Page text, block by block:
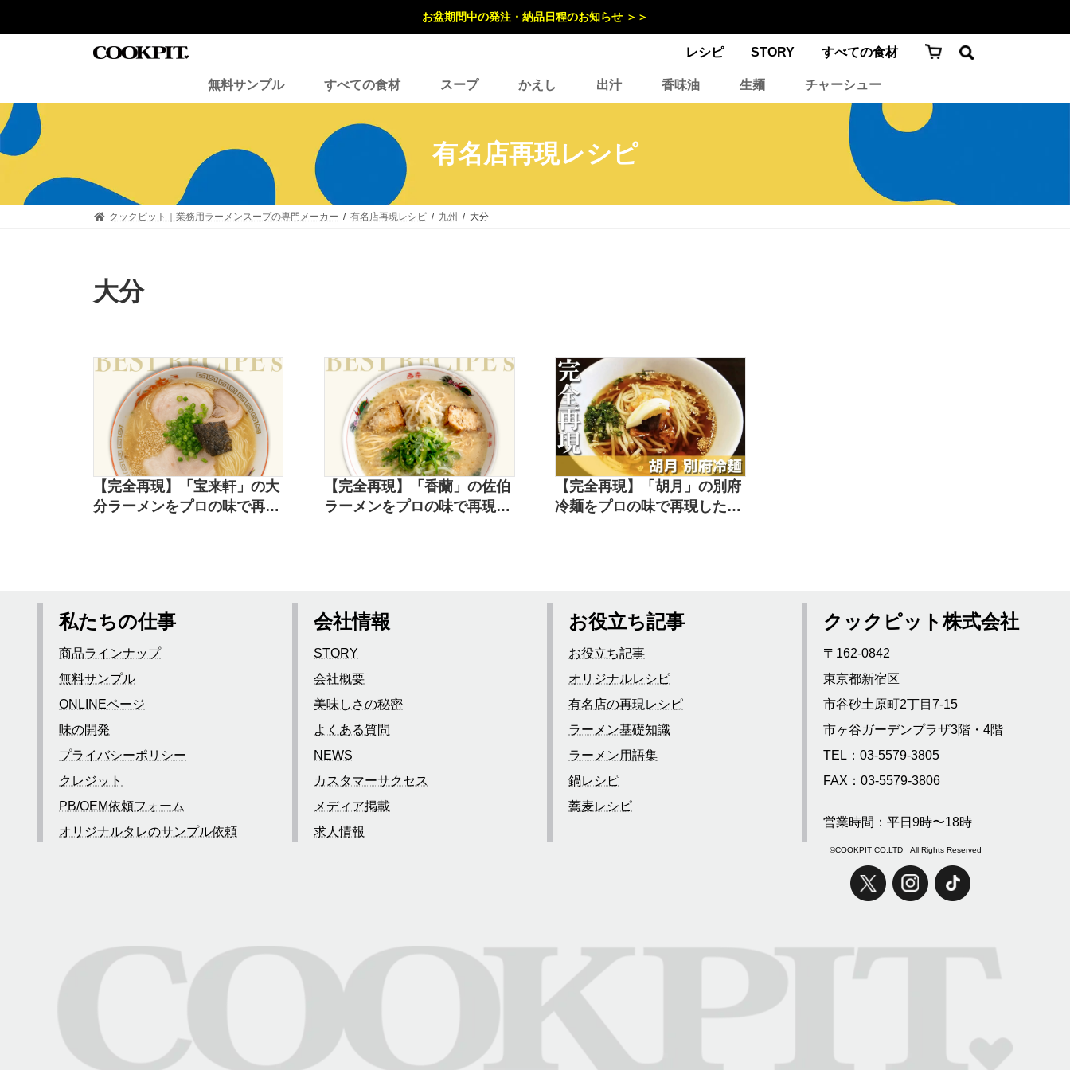
ス
キ
プ
ン
に
動
お盆期間中の発注・納品日程のお知らせ ＞＞
レシピ STORY すべての食材
無料サンプル すべての食材 スープ かえし 出汁 香味油 生麺 チャーシュー
有名店再現レシピ
クックピット｜業務用ラーメンスープの専門メーカー 有名店再現レシピ 九州 大分
大分
【完全再現】「宝来軒」の大
分ラーメンをプロの味で再現
【完全再現】「香蘭」の佐伯
ラーメンをプロの味で再現し
【完全再現】「胡月」の別府
冷麺をプロの味で再現したレ
私たちの仕事
商品ラインナップ
無料サンプル
ONLINEページ
味の開発
プライバシーポリシー
クレジット
PB/OEM依頼フォーム
オリジナルタレのサンプル依頼
会社情報
STORY
会社概要
美味しさの秘密
よくある質問
NEWS
カスタマーサクセス
メディア掲載
求人情報
お役立ち記事
お役立ち記事
オリジナルレシピ
有名店の再現レシピ
ラーメン基礎知識
ラーメン用語集
鍋レシピ
蕎麦レシピ
クックピット株式会社
〒162-0842
東京都新宿区
市谷砂土原町2丁目7-15
市ヶ谷ガーデンプラザ3階・4階
TEL：03-5579-3805
FAX：03-5579-3806
営業時間：平日9時〜18時
©COOKPIT CO.LTD All Rights Reserved